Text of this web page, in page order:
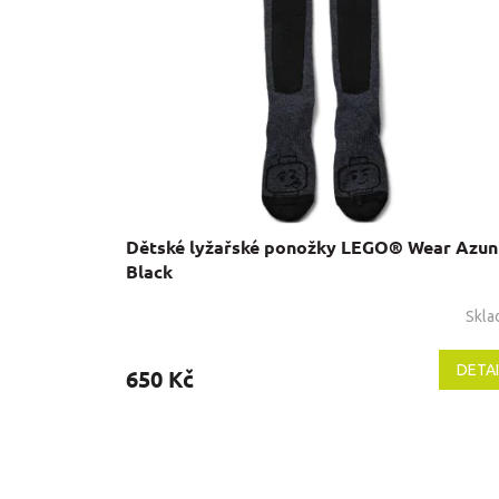
Dětské lyžařské ponožky LEGO® Wear Azun
Black
650 Kč